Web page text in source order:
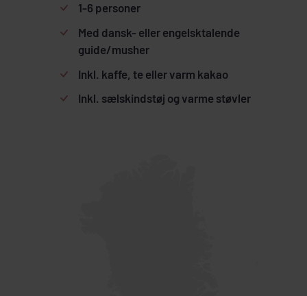
1-6 personer
Med dansk- eller engelsktalende
guide/musher
Inkl. kaffe, te eller varm kakao
Inkl. sælskindstøj og varme støvler